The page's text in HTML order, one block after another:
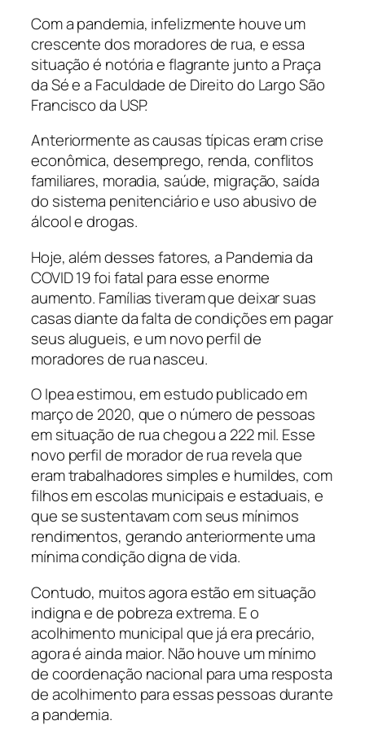
Com a pandemia, infelizmente houve um
crescente dos moradores de rua, e essa
situação é notória e flagrante junto a Praça
da Sé e a Faculdade de Direito do Largo São
Francisco da USP.
Anteriormente as causas típicas eram crise
econômica, desemprego, renda, conflitos
familiares, moradia, saúde, migração, saída
do sistema penitenciário e uso abusivo de
álcool e drogas.
Hoje, além desses fatores, a Pandemia da
COVID 19 foi fatal para esse enorme
aumento. Famílias tiveram que deixar suas
casas diante da falta de condições em pagar
seus alugueis, e um novo perfil de
moradores de rua nasceu.
O Ipea estimou, em estudo publicado em
março de 2020, que o número de pessoas
em situação de rua chegou a 222 mil. Esse
novo perfil de morador de rua revela que
eram trabalhadores simples e humildes, com
filhos em escolas municipais e estaduais, e
que se sustentavam com seus mínimos
rendimentos, gerando anteriormente uma
mínima condição digna de vida.
Contudo, muitos agora estão em situação
indigna e de pobreza extrema. E o
acolhimento municipal que já era precário,
agora é ainda maior. Não houve um mínimo
de coordenação nacional para uma resposta
de acolhimento para essas pessoas durante
a pandemia.